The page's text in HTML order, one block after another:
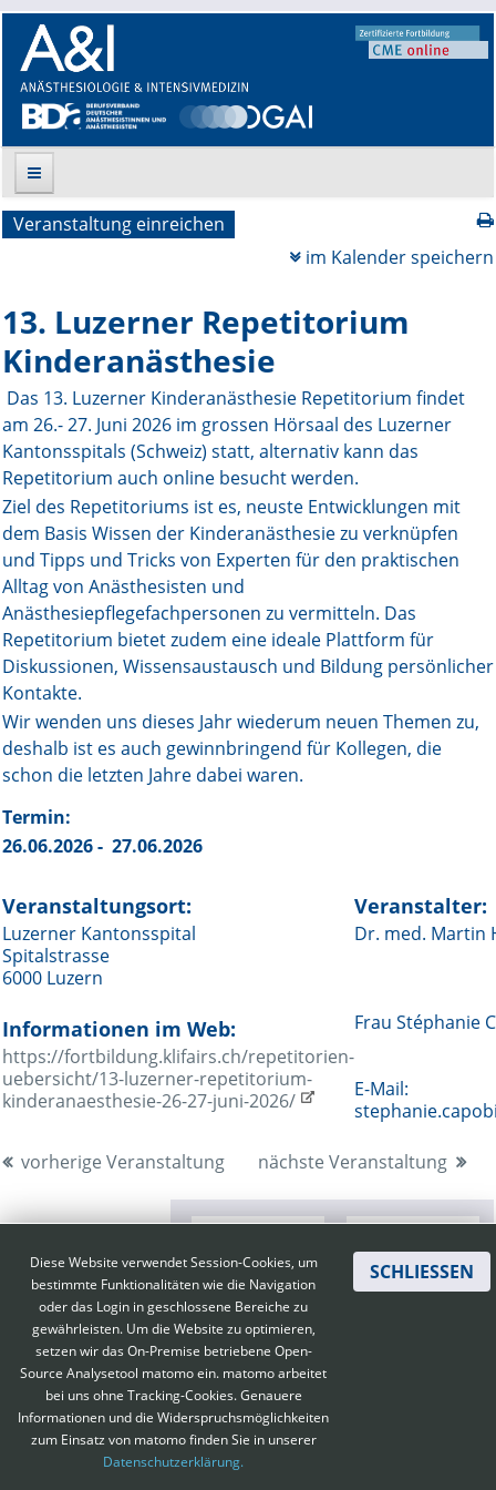
Suche
Leitlinien
Archiv
Supplements
Supplements OrphanAnesthesia
Online First
A&I English
Mediadaten
Autoren-Service
Bestell-Service
Stellenmarkt
Veranstaltung einreichen
im Kalender speichern
13. Luzerner Repetitorium
Kinderanästhesie
Das 13. Luzerner Kinderanästhesie Repetitorium findet
am 26.- 27. Juni 2026 im grossen Hörsaal des Luzerner
Kantonsspitals (Schweiz) statt, alternativ kann das
Repetitorium auch online besucht werden.
Ziel des Repetitoriums ist es, neuste Entwicklungen mit
dem Basis Wissen der Kinderanästhesie zu verknüpfen
und Tipps und Tricks von Experten für den praktischen
Alltag von Anästhesisten und
Anästhesiepflegefachpersonen zu vermitteln. Das
Repetitorium bietet zudem eine ideale Plattform für
Diskussionen, Wissensaustausch und Bildung persönlicher
Kontakte.
Wir wenden uns dieses Jahr wiederum neuen Themen zu,
deshalb ist es auch gewinnbringend für Kollegen, die
schon die letzten Jahre dabei waren.
Termin:
26.06.2026 - 27.06.2026
Veranstaltungsort:
Luzerner Kantonsspital
Spitalstrasse
6000 Luzern
Informationen im Web:
https://fortbildung.klifairs.ch/repetitorien-
uebersicht/13-luzerner-repetitorium-
kinderanaesthesie-26-27-juni-2026/
Veranstalter:
Dr. med. Martin
Frau Stéphanie
E-Mail:
vorherige Veranstaltung nächste Veranstaltung
Impressum Datenschutz
Diese Website verwendet Session-Cookies, um
bestimmte Funktionalitäten wie die Navigation
oder das Login in geschlossene Bereiche zu
gewährleisten. Um die Website zu optimieren,
setzen wir das On-Premise betriebene Open-
Source Analysetool matomo ein. matomo arbeitet
bei uns ohne Tracking-Cookies. Genauere
Informationen und die Widerspruchsmöglichkeiten
zum Einsatz von matomo finden Sie in unserer
Datenschutzerklärung.
SCHLIESSEN